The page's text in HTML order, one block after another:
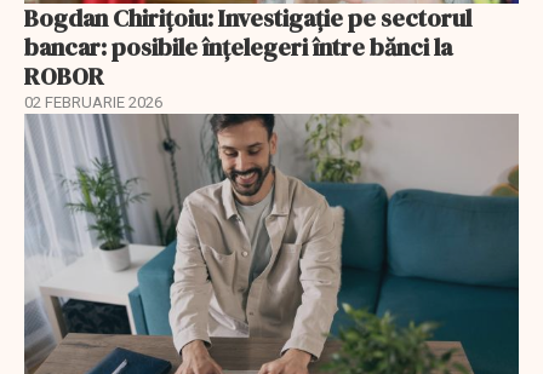
Bogdan Chirițoiu: Investigație pe sectorul
bancar: posibile înțelegeri între bănci la
ROBOR
02 FEBRUARIE 2026